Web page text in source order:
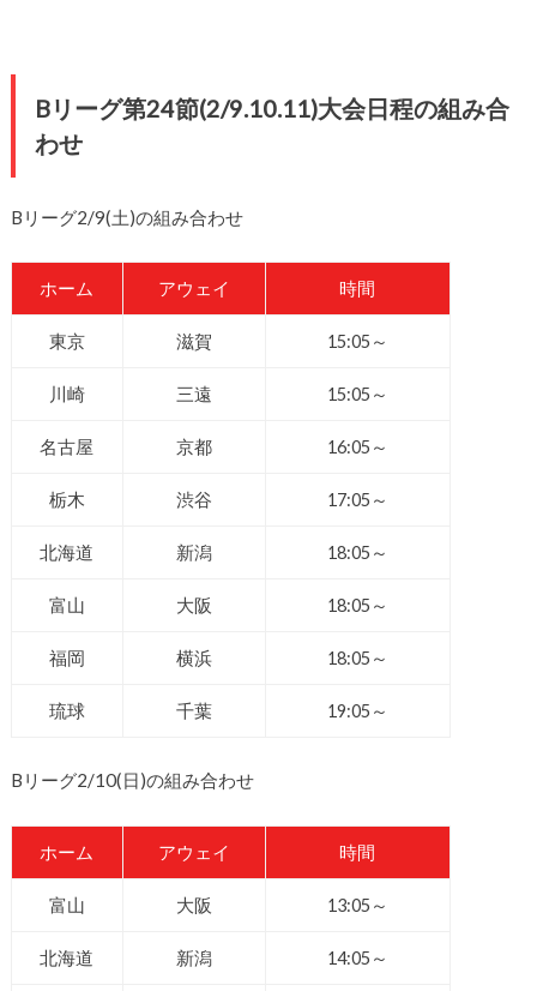
Bリーグ第24節(2/9.10.11)大会日程の組み合
わせ
Bリーグ2/9(土)の組み合わせ
ホーム アウェイ 時間
東京 滋賀 15:05～
川崎 三遠 15:05～
名古屋 京都 16:05～
栃木 渋谷 17:05～
北海道 新潟 18:05～
富山 大阪 18:05～
福岡 横浜 18:05～
琉球 千葉 19:05～
Bリーグ2/10(日)の組み合わせ
ホーム アウェイ 時間
富山 大阪 13:05～
北海道 新潟 14:05～